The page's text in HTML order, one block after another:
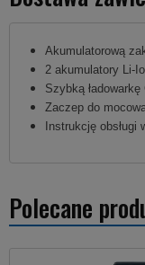
Akumulatorową
2 akumulatory Li-
Szybką ładowarkę
Zaczep do
Instrukcję obsługi
Polecane